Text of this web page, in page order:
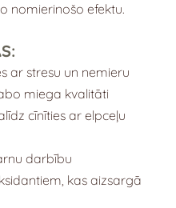
nomierinošo efektu.
ar stresu un nemieru
miega kvalitāti
cīnīties ar elpceļu
darbību
kas aizsargā